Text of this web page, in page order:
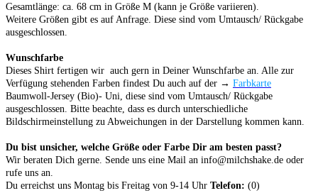
Gesamtlänge: ca. 68 cm in Größe M (kann je Größe variieren).
Weitere Größen gibt es auf Anfrage. Diese sind vom Umtausch/ Rückgabe
ausgeschlossen.
Wunschfarbe
Dieses Shirt fertigen wir auch gern in Deiner Wunschfarbe an. Alle zur
Verfügung stehenden Farben findest Du auch auf der → Farbkarte
Baumwoll-Jersey (Bio)- Uni, diese sind vom Umtausch/ Rückgabe
ausgeschlossen. Bitte beachte, dass es durch unterschiedliche
Bildschirmeinstellung zu Abweichungen in der Darstellung kommen kann.
Du bist unsicher, welche Größe oder Farbe Dir am besten passt?
Wir beraten Dich gerne. Sende uns eine Mail an info@milchshake.de oder
rufe uns an.
Du erreichst uns Montag bis Freitag von 9-14 Uhr Telefon: (0)